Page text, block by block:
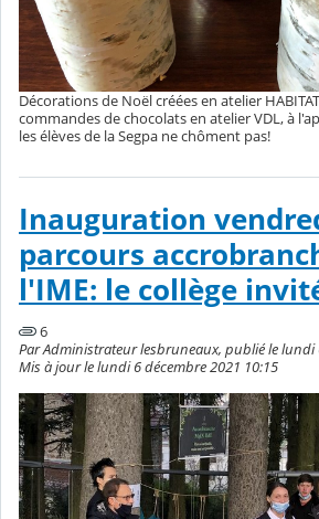
Décorations de Noël créées en atelier
commandes de chocolats en atelier VDL, à
les élèves de la Segpa ne chôment pas!
Inauguration
parcours
l'IME: le collège
6
Par Administrateur lesbruneaux, publié le lundi
Mis à jour le lundi 6 décembre 2021 10:15